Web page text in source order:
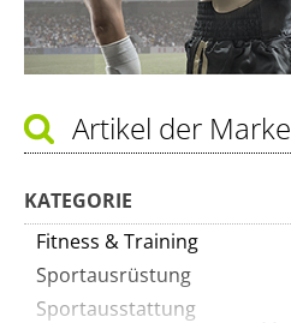
Artikel der Marke
KATEGORIE
Fitness & Training
Sportausrüstung
Sportausstattung